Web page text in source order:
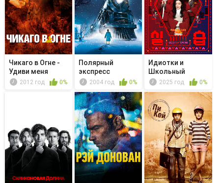
Чикаго в Огне -
Удиви меня
2012 год 0%
Полярный
экспресс
2004 год 0%
Идиотки и
Школьный
Призрак 2:
2025 год 0%